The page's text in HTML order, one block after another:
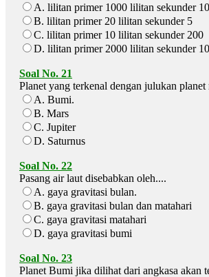
A. lilitan primer 1000 lilitan sekunder
B. lilitan primer 20 lilitan sekunder 5
C. lilitan primer 10 lilitan sekunder 200
D. lilitan primer 2000 lilitan sekunder
Soal No. 21
Planet yang terkenal dengan julukan planet
A. Bumi.
B. Mars
C. Jupiter
D. Saturnus
Soal No. 22
Pasang air laut disebabkan oleh....
A. gaya gravitasi bulan.
B. gaya gravitasi bulan dan matahari
C. gaya gravitasi matahari
D. gaya gravitasi bumi
Soal No. 23
Planet Bumi jika dilihat dari angkasa akan